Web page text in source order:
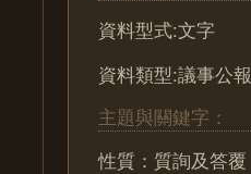
資料型式:文字
資料類型:議事公報
主題與關鍵字：
性質：質詢及答覆